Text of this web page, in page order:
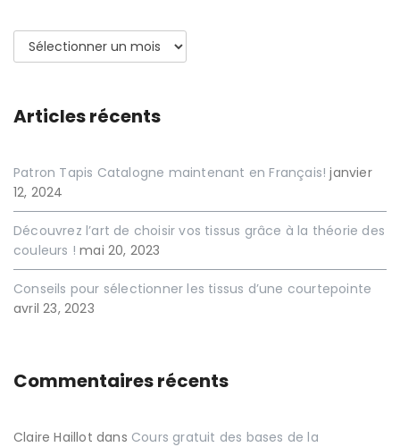
Archives
Articles récents
Patron Tapis Catalogne maintenant en Français! janvier
12, 2024
Découvrez l’art de choisir vos tissus grâce à la théorie des
couleurs ! mai 20, 2023
Conseils pour sélectionner les tissus d’une courtepointe
avril 23, 2023
Commentaires récents
Claire Haillot dans Cours gratuit des bases de la